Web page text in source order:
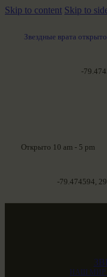
Skip to content Skip to
Звездные врата
-
Открыто 10 am - 5 pm
-79.474594,
НАШ МИР